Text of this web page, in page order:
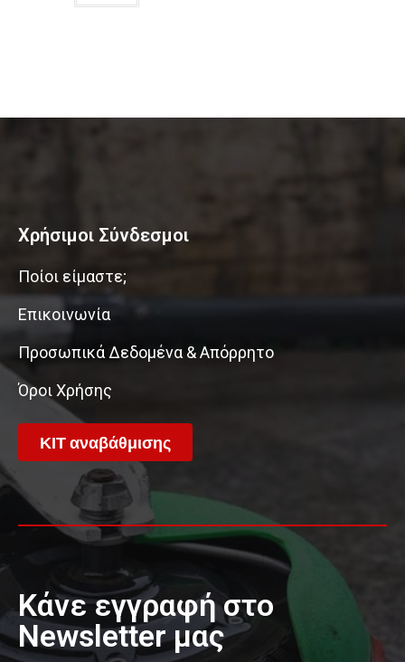
Χρήσιμοι Σύνδεσμοι
Ποίοι είμαστε;
Επικοινωνία
Προσωπικά Δεδομένα & Απόρρητο
Όροι Χρήσης
ΚΙΤ αναβάθμισης
Κάνε εγγραφή στο
Newsletter μας